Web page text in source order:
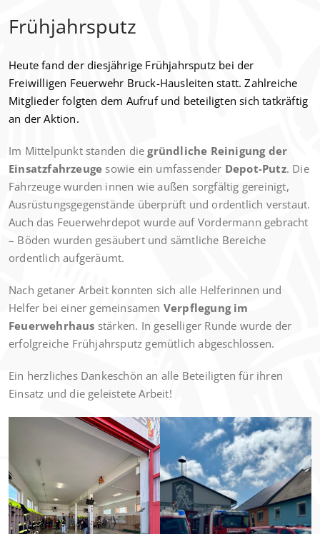
Frühjahrsputz
Heute fand der diesjährige Frühjahrsputz bei der
Freiwilligen Feuerwehr Bruck-Hausleiten statt. Zahlreiche
Mitglieder folgten dem Aufruf und beteiligten sich tatkräftig
an der Aktion.
Im Mittelpunkt standen diegründliche Reinigung der
Einsatzfahrzeuge sowie ein umfassender Depot-Putz. Die
Fahrzeuge wurden innen wie außen sorgfältig gereinigt,
Ausrüstungsgegenstände überprüft und ordentlich verstaut.
Auch das Feuerwehrdepot wurde auf Vordermann gebracht
– Böden wurden gesäubert und sämtliche Bereiche
ordentlich aufgeräumt.
Nach getaner Arbeit konnten sich alle Helferinnen und
Helfer bei einer gemeinsamen Verpflegung im
Feuerwehrhaus stärken. In geselliger Runde wurde der
erfolgreiche Frühjahrsputz gemütlich abgeschlossen.
Ein herzliches Dankeschön an alle Beteiligten für ihren
Einsatz und die geleistete Arbeit!